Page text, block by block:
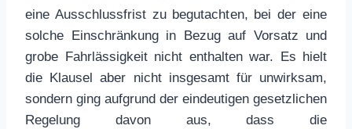
eine Ausschlussfrist zu begutachten, bei der eine
solche Einschränkung in Bezug auf Vorsatz und
grobe Fahrlässigkeit nicht enthalten war. Es hielt
die Klausel aber nicht insgesamt für unwirksam,
sondern ging aufgrund der eindeutigen gesetzlichen
Regelung davon aus, dass die